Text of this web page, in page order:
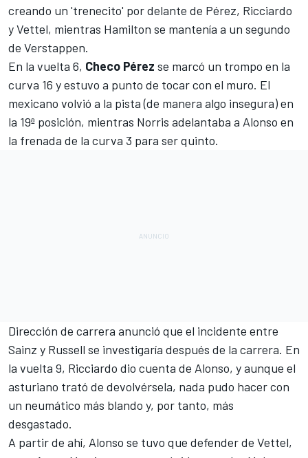
creando un 'trenecito' por delante de Pérez, Ricciardo
y Vettel, mientras Hamilton se mantenía a un segundo
de Verstappen.
En la vuelta 6, Checo Pérez se marcó un trompo en la
curva 16 y estuvo a punto de tocar con el muro. El
mexicano volvió a la pista (de manera algo insegura) en
la 19ª posición, mientras Norris adelantaba a Alonso en
la frenada de la curva 3 para ser quinto.
Dirección de carrera anunció que el incidente entre
Sainz y Russell se investigaría después de la carrera. En
la vuelta 9, Ricciardo dio cuenta de Alonso, y aunque el
asturiano trató de devolvérsela, nada pudo hacer con
un neumático más blando y, por tanto, más
desgastado.
A partir de ahí, Alonso se tuvo que defender de Vettel,